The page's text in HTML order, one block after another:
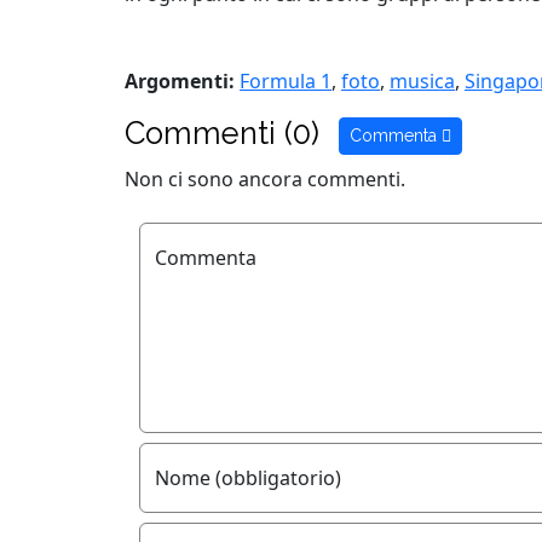
Argomenti: Formula 1, foto, musica,
Commenti (0) Commenta
Non ci sono ancora commenti.
Commenta
Nome (obbligatorio)